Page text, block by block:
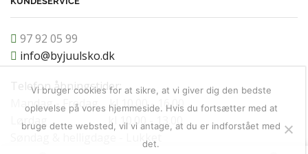
97 92 05 99
info@byjuulsko.dk
Telefon åbningstider:
Mandag - Fredag kl 10.00 - 16.00
Lørdag kl 10.00 - 13.00
Søndag & helligdage - Lukket
Vi bruger cookies for at sikre, at vi giver dig den bedste
oplevelse på vores hjemmeside. Hvis du fortsætter med at
bruge dette websted, vil vi antage, at du er indforstået med
det.